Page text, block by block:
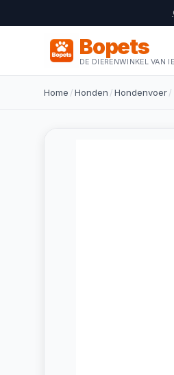
Bopets
DE DIERENWINKEL VAN
Home /Honden /Hondenvoer/